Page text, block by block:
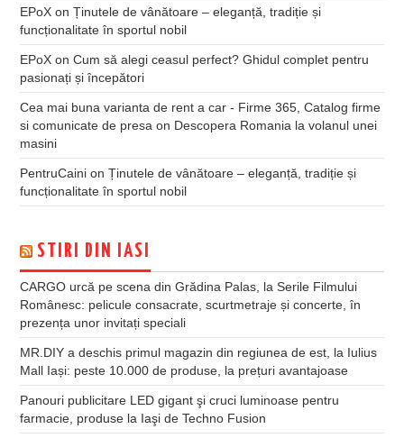
EPoX onȚinutele de vânătoare – eleganță, tradiție și
funcționalitate în sportul nobil
EPoX onCum să alegi ceasul perfect? Ghidul complet pentru
pasionați și începători
Cea mai buna varianta de rent a car - Firme 365, Catalog firme
si comunicate de presa on Descopera Romania la volanul unei
masini
PentruCaini onȚinutele de vânătoare – eleganță, tradiție și
funcționalitate în sportul nobil
STIRI DIN IASI
CARGO urcă pe scena din Grădina Palas, la Serile Filmului
Românesc: pelicule consacrate, scurtmetraje și concerte, în
prezența unor invitați speciali
MR.DIY a deschis primul magazin din regiunea de est, la Iulius
Mall Iași: peste 10.000 de produse, la prețuri avantajoase
Panouri publicitare LED gigant şi cruci luminoase pentru
farmacie, produse la Iaşi de Techno Fusion